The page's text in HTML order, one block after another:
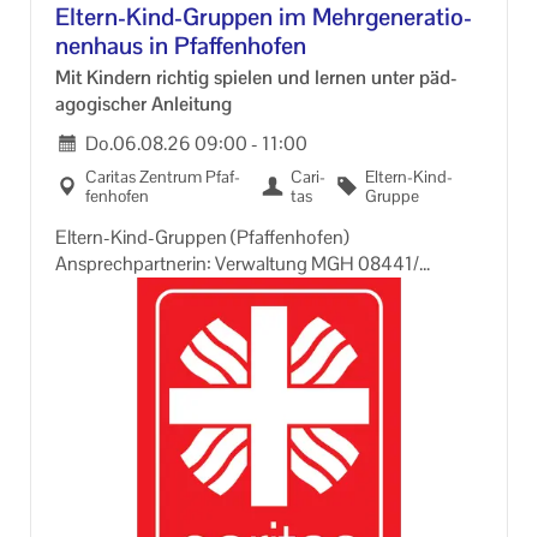
Eltern-​Kind-Gruppen im Mehr­ge­nera­tio­
nen­haus in Pfaf­fen­ho­fen
Mit Kin­dern rich­tig spie­len und ler­nen unter päd­
ago­gi­scher An­lei­tung
Do.06.08.2609:00- 11:00
Ca­ri­tas Zen­trum Pfaf­
fen­ho­fen
Ca­ri­
tas
Eltern-​Kind-
Gruppe
Eltern-​Kind-Gruppen (Pfaf­fen­ho­fen)
An­sprech­part­ne­rin: Ver­wal­tung MGH 08441/
Sin­gen, spie­len und sich aus­tau­schen – ein un­ter­stüt­
zen­des An­ge­bot um sich mit der neuen fa­mi­liä­ren Si­
tua­ti­on gut zu­recht­zu­fin­den
Eltern-​Kind-Gruppen sind ein Bil­dungs­an­ge­bot für
Müt­ter und Väter mit ihren Kin­dern von deren Ge­burt
bis zum Kin­der­gar­ten­al­ter.
Im ge­mein­sa­men Spie­len, Bas­teln und Sin­gen etc.
er­fah­ren Kin­der so­zia­les Ler­nen (Freun­de fin­den, tei­
len, sich in einer Grup­pe zu­recht­zu­fin­den, usw.).